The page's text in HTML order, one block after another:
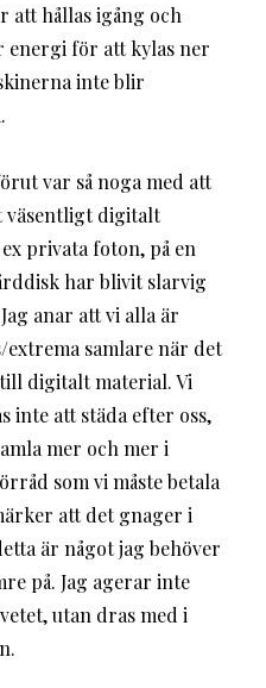
att hållas igång och
energi för att kylas ner
inte blir
var så noga med att
väsentligt digitalt
privata foton, på en
har blivit slarvig
anar att vi alla är
extrema samlare när det
digitalt material. Vi
inte att städa efter oss,
mer och mer i
som vi måste betala
att det gnager i
är något jag behöver
på. Jag agerar inte
utan dras med i